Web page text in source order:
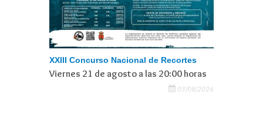
XXIII Concurso Nacional de Recortes
Viernes 21 de agosto a las 20:00 horas
03/08/2026